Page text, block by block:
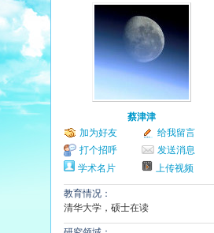
蔡津津
加为好友
给我留言
打个招呼
发送消息
学术名片
上传视频
教育情况：
清华大学，硕士在读